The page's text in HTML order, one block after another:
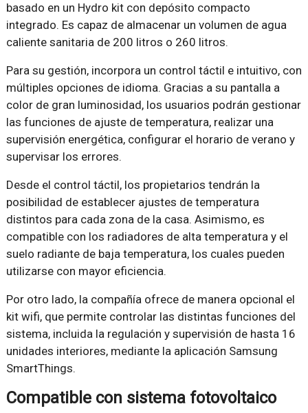
basado en un Hydro kit con depósito compacto
integrado. Es capaz de almacenar un volumen de agua
caliente sanitaria de 200 litros o 260 litros.
Para su gestión, incorpora un control táctil e intuitivo, con
múltiples opciones de idioma. Gracias a su pantalla a
color de gran luminosidad, los usuarios podrán gestionar
las funciones de ajuste de temperatura, realizar una
supervisión energética, configurar el horario de verano y
supervisar los errores.
Desde el control táctil, los propietarios tendrán la
posibilidad de establecer ajustes de temperatura
distintos para cada zona de la casa. Asimismo, es
compatible con los radiadores de alta temperatura y el
suelo radiante de baja temperatura, los cuales pueden
utilizarse con mayor eficiencia.
Por otro lado, la compañía ofrece de manera opcional el
kit wifi, que permite controlar las distintas funciones del
sistema, incluida la regulación y supervisión de hasta 16
unidades interiores, mediante la aplicación Samsung
SmartThings.
Compatible con sistema fotovoltaico